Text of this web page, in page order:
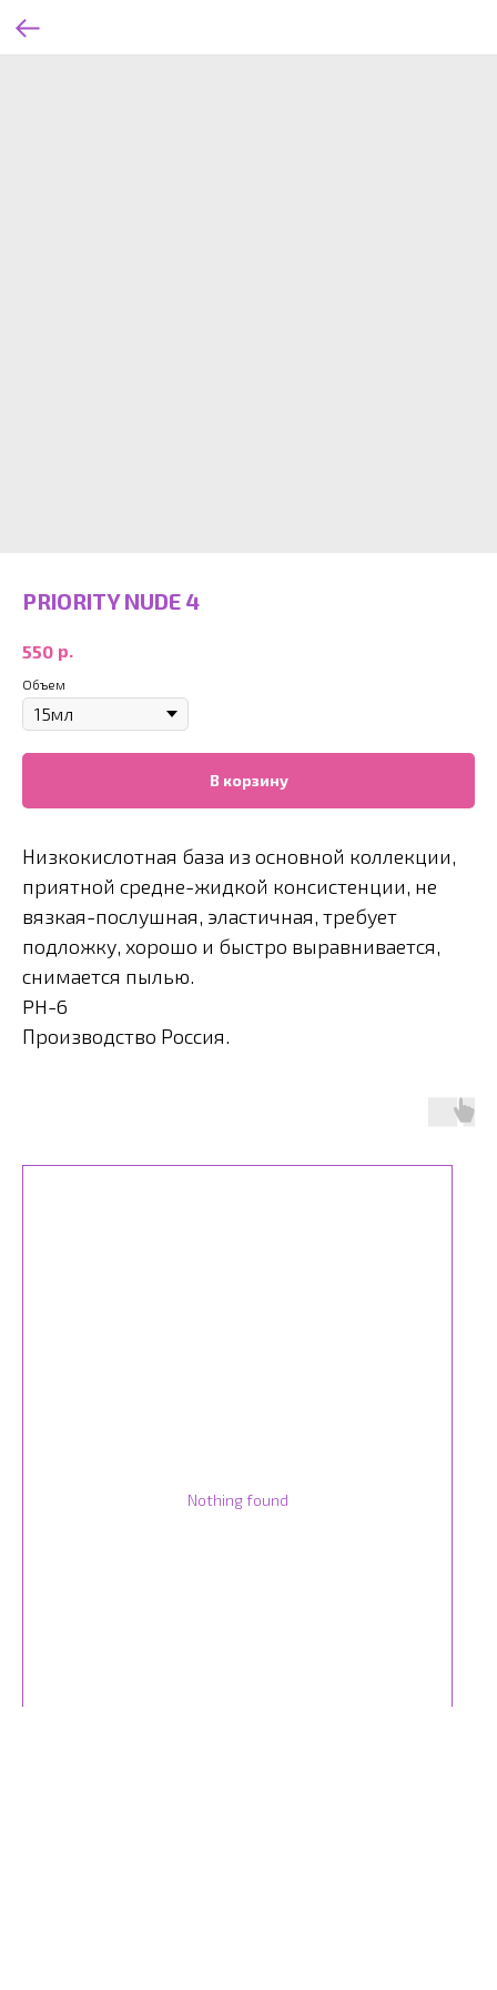
PRIORITY NUDE 4
550 р.
Объем
В корзину
Низкокислотная база из основной коллекции,
приятной средне-жидкой консистенции, не
вязкая-послушная, эластичная, требует
подложку, хорошо и быстро выравнивается,
снимается пылью.
PH-6
Производство Россия.
Nothing found